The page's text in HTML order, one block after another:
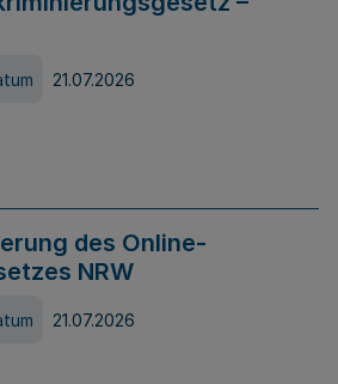
21.07.2026
des Online-
NRW
21.07.2026